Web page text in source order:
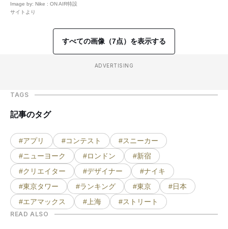
Image by: Nike : ON AIR特設
サイトより
すべての画像（7点）を表示する
ADVERTISING
TAGS
記事のタグ
#アプリ #コンテスト
#スニーカー
#ニューヨーク
#ロンドン
#新宿
#クリエイター
#デザイナー
#ナイキ
#東京タワー
#ランキング #東京
#日本
#エアマックス
#上海 #ストリート
READ ALSO